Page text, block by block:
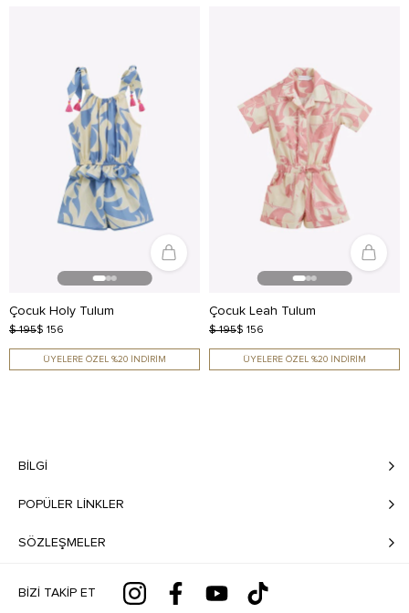
Çocuk Holy Tulum
$ 195$ 156
ÜYELERE ÖZEL %20 İNDİRİM
Çocuk Leah Tulum
$ 195$ 156
ÜYELERE ÖZEL %20 İNDİRİM
BILGI
POPÜLER LİNKLER
SÖZLEŞMELER
BIZI TAKIP ET